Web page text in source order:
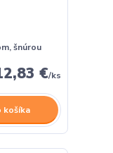
šnúrou
€/ks
košíka